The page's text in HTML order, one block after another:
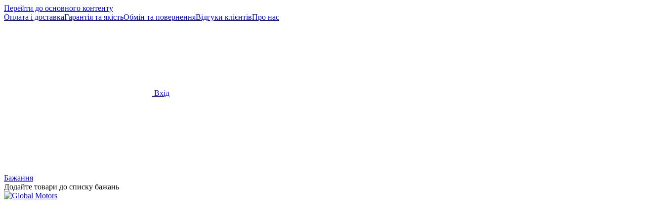
Перейти до основного контенту
Оплата і доставкаГарантія та якістьОбмін та поверненняВідгуки клієнтівПро нас
Вхід
Бажання
Додайте товари до списку бажань